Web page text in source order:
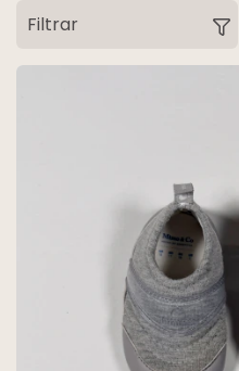
Filtrar